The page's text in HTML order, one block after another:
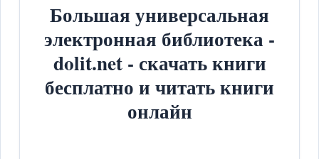
Большая универсальная
электронная библиотека -
dolit.net - скачать книги
бесплатно и читать книги
онлайн